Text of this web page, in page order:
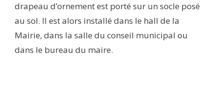
drapeau d’ornement est porté sur un socle posé
au sol. Il est alors installé dans le hall de la
Mairie, dans la salle du conseil municipal ou
dans le bureau du maire.